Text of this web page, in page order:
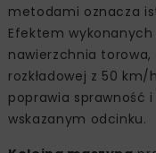
metodami oznacza
Efektem
nawierzchnia
rozkładowej z 50
poprawia sprawność
wskazanym odcinku.